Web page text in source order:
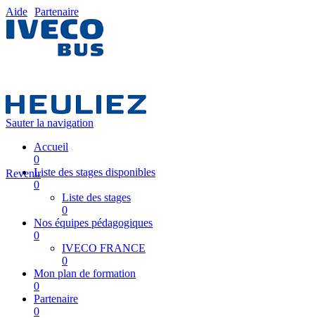
Aide Partenaire
Sauter la navigation
Accueil
0
Liste des stages disponibles
0
Liste des stages
0
Nos équipes pédagogiques
0
IVECO FRANCE
0
Mon plan de formation
0
Partenaire
0
Revenir